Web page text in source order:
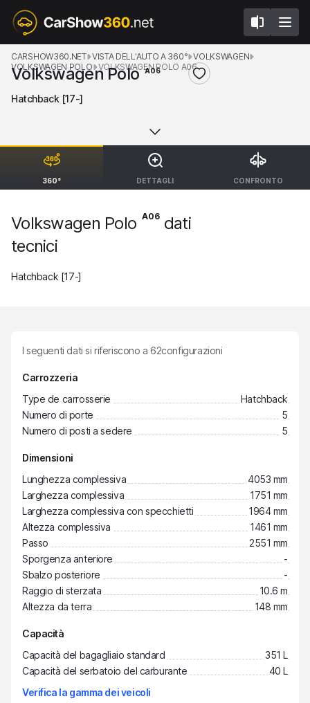
360° DETTAGLI CONFRONTO
CARSHOW360.NET VISTA DELL'AUTO A 360° VOLKSWAGEN
VOLKSWAGEN POLO VOLKSWAGEN POLO A06
Volkswagen Polo A06
Hatchback [17-]
Volkswagen Polo A06dati
tecnici
Hatchback [17-]
I seguenti dati si riferiscono a62configurazioni
Carrozzeria
Type de carrosserie
Hatchback
Numero di porte
5
Numero di posti a sedere
5
Dimensioni
Lunghezza complessiva
4053 mm
Larghezza complessiva
1751 mm
Larghezza complessiva con specchietti
1964 mm
Altezza complessiva
1461 mm
Passo
2551 mm
Sporgenza anteriore
-
Sbalzo posteriore
-
Raggio di sterzata
10.6 m
Altezza da terra
148 mm
Capacità
Capacità del bagagliaio standard
351 L
Capacità del serbatoio del carburante
40 L
Verifica la gamma dei veicoli